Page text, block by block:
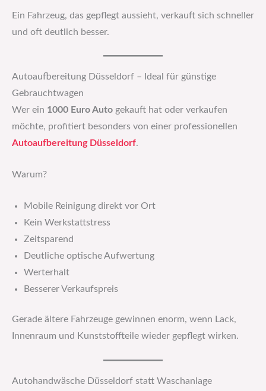
Ein Fahrzeug, das gepflegt aussieht, verkauft sich schneller
und oft deutlich besser.
Autoaufbereitung Düsseldorf – Ideal für günstige
Gebrauchtwagen
Wer ein 1000 Euro Auto gekauft hat oder verkaufen
möchte, profitiert besonders von einer professionellen
Autoaufbereitung Düsseldorf.
Warum?
Mobile Reinigung direkt vor Ort
Kein Werkstattstress
Zeitsparend
Deutliche optische Aufwertung
Werterhalt
Besserer Verkaufspreis
Gerade ältere Fahrzeuge gewinnen enorm, wenn Lack,
Innenraum und Kunststoffteile wieder gepflegt wirken.
Autohandwäsche Düsseldorf statt Waschanlage